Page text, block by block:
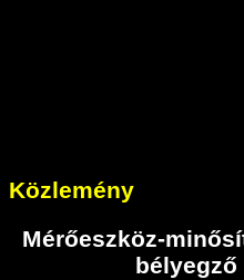
Közlemény
Mérőeszköz-